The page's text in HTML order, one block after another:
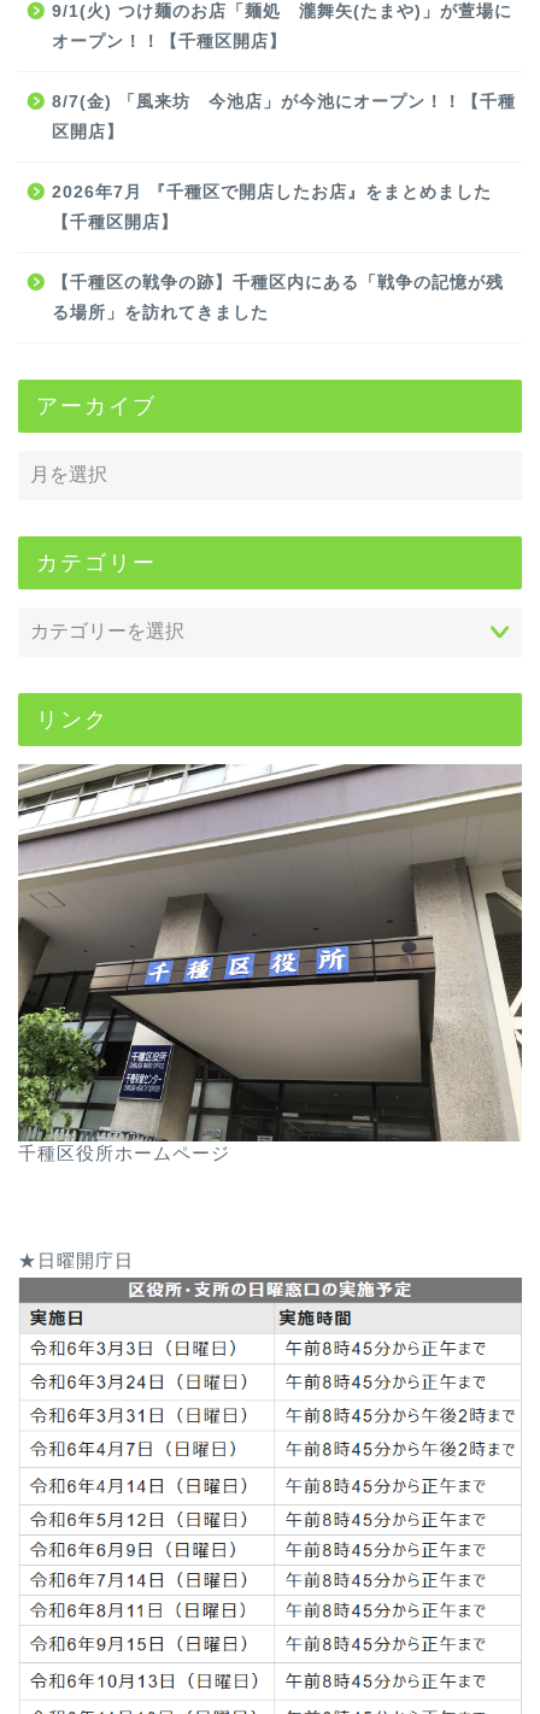
9/1(火) つけ麺のお店「麺処 瀧舞矢(たまや)」が萱場に
オープン！！【千種区開店】
8/7(金) 「風来坊 今池店」が今池にオープン！！【千種
区開店】
2026年7月 『千種区で開店したお店』をまとめました
【千種区開店】
【千種区の戦争の跡】千種区内にある「戦争の記憶が残
る場所」を訪れてきました
アーカイブ
カテゴリー
リンク
千種区役所ホームページ
★日曜開庁日